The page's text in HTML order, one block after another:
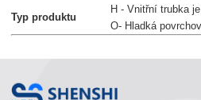
Typ produktu
H - Vnitřní trubka
O- Hladká